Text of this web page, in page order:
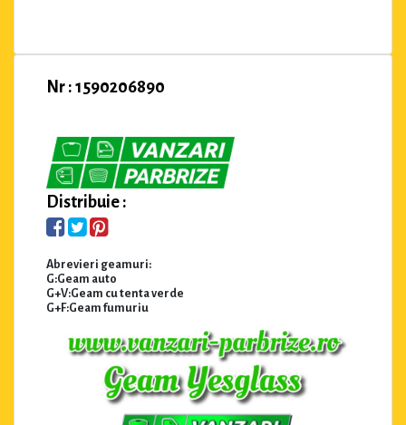
Nr : 1590206890
Distribuie :
Abrevieri geamuri:
G:Geam auto
G+V:Geam cu tenta verde
G+F:Geam fumuriu